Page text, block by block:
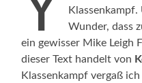
Wunder, dass
ein gewisser Mike Leigh
dieser Text handelt von
Klassenkampf vergaß